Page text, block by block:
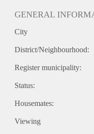
GENERAL
City
District/Neighbourhood:
Register municipality:
Status:
Housemates:
Viewing